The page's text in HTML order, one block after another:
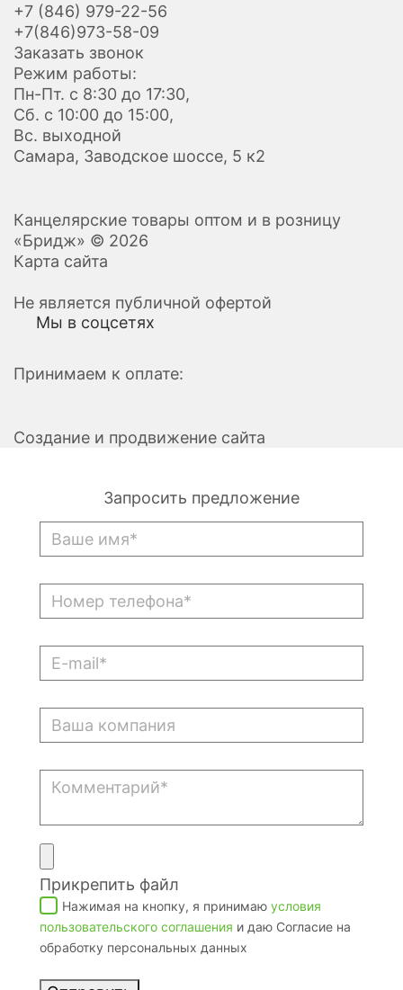
+7 (846) 979-22-56
+7(846)973-58-09
Заказать звонок
Режим работы:
Пн-Пт. с 8:30 до 17:30,
Сб. с 10:00 до 15:00,
Вс. выходной
Самара, Заводское шоссе, 5 к2
Канцелярские товары оптом и в розницу
«Бридж» © 2026
Карта сайта
Не является публичной офертой
Мы в соцсетях
Принимаем к оплате:
Создание и продвижение сайта
Запросить предложение
Прикрепить файл
Нажимая на кнопку, я принимаю условия
пользовательского соглашения и даю Согласие на
обработку персональных данных